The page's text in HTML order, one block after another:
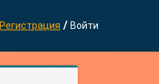
Регистрация / Войти